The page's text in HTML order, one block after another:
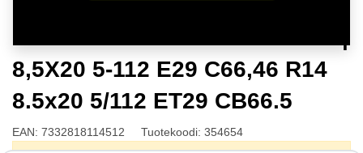
8,5X20 5-112 E29 C66,46 R14
8.5x20 5/112 ET29 CB66.5
EAN: 7332818114512 Tuotekoodi: 354654